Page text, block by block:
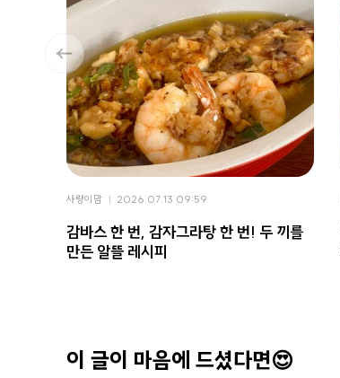
사랑이맘 2026.07.13 09:59
감바스 한 번, 감자그라탕 한 번! 두 끼를
만든 알뜰 레시피
이 글이 마음에 드셨다면😍